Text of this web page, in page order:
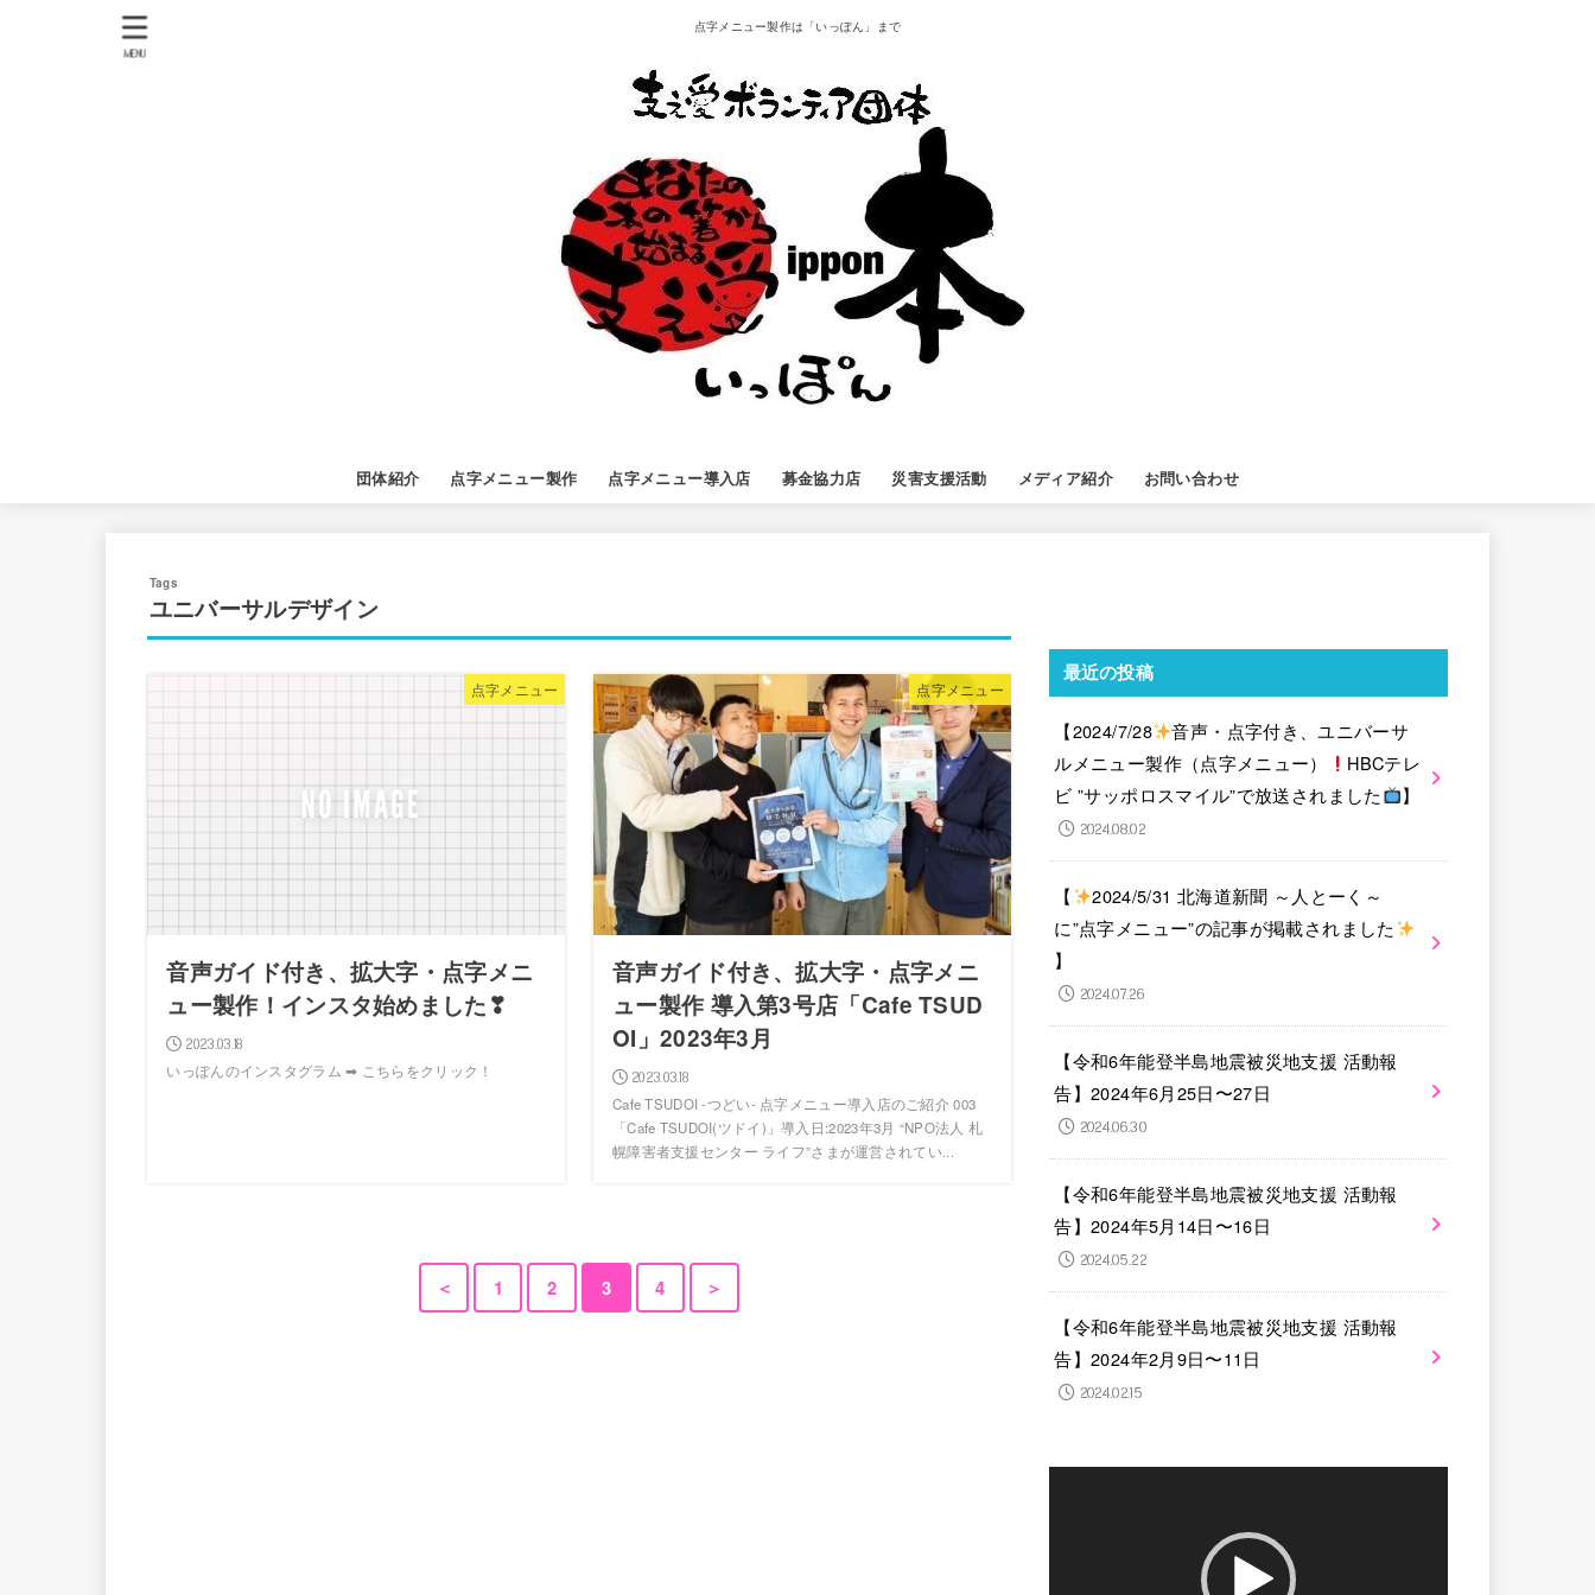
点字メニュー製作は「いっぽん」まで
団体紹介 点字メニュー製作 点字メニュー導入店 募金協力店 災害支援活動 メディア紹介 お問い合わせ
MENU
ユニバーサルデザイン
点字メニュー
音声ガイド付き、拡大字・点字メニ
ュー製作！インスタ始めました❣
2023.03.18
いっぽんのインスタグラム ➡ こちらをクリック！
点字メニュー
音声ガイド付き、拡大字・点字メニ
ュー製作 導入第3号店「Cafe TSUD
OI」2023年3月
2023.03.18
Cafe TSUDOI -つどい- 点字メニュー導入店のご紹介 003
「Cafe TSUDOI(ツドイ)」導入日:2023年3月 “NPO法人 札
幌障害者支援センター ライフ”さまが運営されてい...
＜ 1 2 3 4 ＞
最近の投稿
【2024/7/28
音声・点字付き、ユニバーサ
ルメニュー製作（点字メニュー）
HBCテレ
ビ ”サッポロスマイル”で放送されました
】
2024.08.02
【
2024/5/31 北海道新聞 ～人とーく～
に”点字メニュー”の記事が掲載されました
】
2024.07.26
【令和6年能登半島地震被災地支援 活動報
告】2024年6月25日〜27日
2024.06.30
【令和6年能登半島地震被災地支援 活動報
告】2024年5月14日〜16日
2024.05.22
【令和6年能登半島地震被災地支援 活動報
告】2024年2月9日〜11日
2024.02.15